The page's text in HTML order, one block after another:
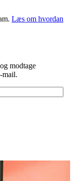
Læs om hvordan
modtage
mail.